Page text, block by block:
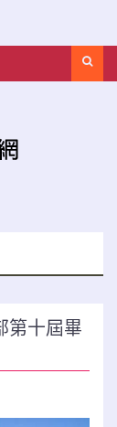
第十屆畢